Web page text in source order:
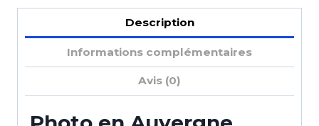
Description
Informations complémentaires
Avis (0)